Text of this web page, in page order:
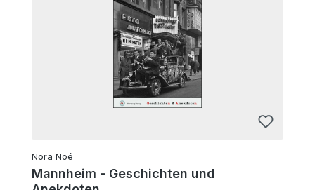
Nora Noé
Mannheim - Geschichten und